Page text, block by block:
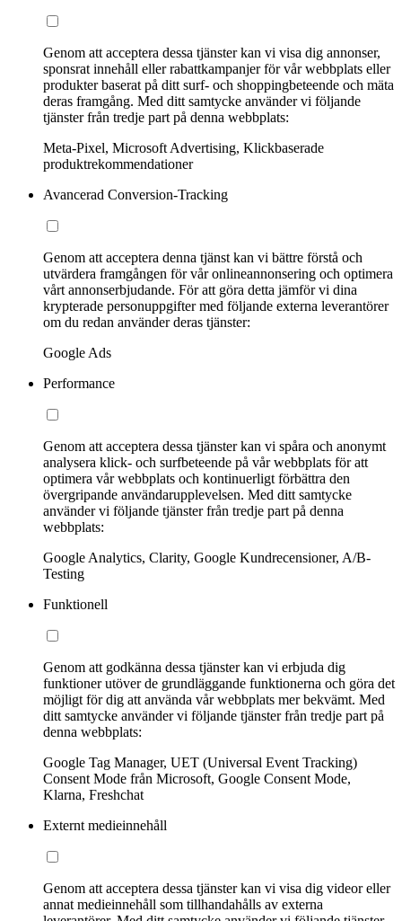
Genom att acceptera dessa tjänster kan vi visa dig annonser,
sponsrat innehåll eller rabattkampanjer för vår webbplats eller
produkter baserat på ditt surf- och shoppingbeteende och mäta
deras framgång. Med ditt samtycke använder vi följande
tjänster från tredje part på denna webbplats:
Meta-Pixel, Microsoft Advertising, Klickbaserade
produktrekommendationer
Avancerad Conversion-Tracking
Genom att acceptera denna tjänst kan vi bättre förstå och
utvärdera framgången för vår onlineannonsering och optimera
vårt annonserbjudande. För att göra detta jämför vi dina
krypterade personuppgifter med följande externa leverantörer
om du redan använder deras tjänster:
Google Ads
Performance
Genom att acceptera dessa tjänster kan vi spåra och anonymt
analysera klick- och surfbeteende på vår webbplats för att
optimera vår webbplats och kontinuerligt förbättra den
övergripande användarupplevelsen. Med ditt samtycke
använder vi följande tjänster från tredje part på denna
webbplats:
Google Analytics, Clarity, Google Kundrecensioner, A/B-
Testing
Funktionell
Genom att godkänna dessa tjänster kan vi erbjuda dig
funktioner utöver de grundläggande funktionerna och göra det
möjligt för dig att använda vår webbplats mer bekvämt. Med
ditt samtycke använder vi följande tjänster från tredje part på
denna webbplats:
Google Tag Manager, UET (Universal Event Tracking)
Consent Mode från Microsoft, Google Consent Mode,
Klarna, Freshchat
Externt medieinnehåll
Genom att acceptera dessa tjänster kan vi visa dig videor eller
annat medieinnehåll som tillhandahålls av externa